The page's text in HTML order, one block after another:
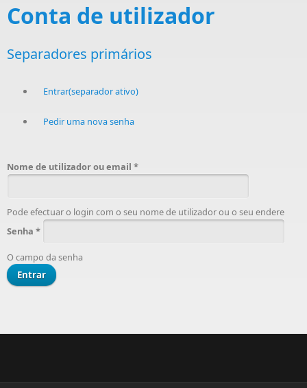
Conta de utilizador
Separadores primários
Entrar(separador ativo)
Pedir uma nova senha
Nome de utilizador ou email *
Pode efectuar o login com o seu nome de utilizador ou o seu endere
Senha *
O campo da senha